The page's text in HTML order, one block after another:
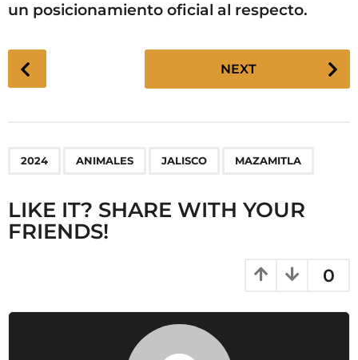
un posicionamiento oficial al respecto.
P
o
i
n
o
NEXT
2024 ANIMALES JALISCO MAZAMITLA
LIKE IT? SHARE WITH YOUR
FRIENDS!
0